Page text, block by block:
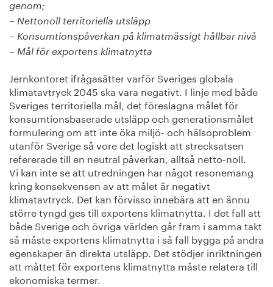
genom;
– Nettonoll territoriella utsläpp
– Konsumtionspåverkan på klimatmässigt hållbar nivå
– Mål för exportens klimatnytta
Jernkontoret ifrågasätter varför Sveriges globala
klimatavtryck 2045 ska vara negativt. I linje med både
Sveriges territoriella mål, det föreslagna målet för
konsumtionsbaserade utsläpp och generationsmålet
formulering om att inte öka miljö- och hälsoproblem
utanför Sverige så vore det logiskt att strecksatsen
refererade till en neutral påverkan, alltså netto-noll.
Vi kan inte se att utredningen har något resonemang
kring konsekvensen av att målet är negativt
klimatavtryck. Det kan förvisso innebära att en ännu
större tyngd ges till exportens klimatnytta. I det fall att
både Sverige och övriga världen går fram i samma takt
så måste exportens klimatnytta i så fall bygga på andra
egenskaper än direkta utsläpp. Det stödjer inriktningen
att måttet för exportens klimatnytta måste relatera till
ekonomiska termer.